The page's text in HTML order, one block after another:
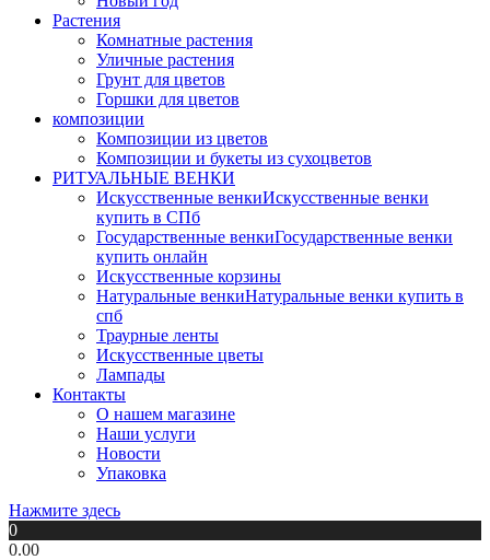
Растения
Комнатные растения
Уличные растения
Грунт для цветов
Горшки для цветов
композиции
Композиции из цветов
Композиции и букеты из сухоцветов
РИТУАЛЬНЫЕ ВЕНКИ
Искусственные венкиИскусственные венки
купить в СПб
Государственные венкиГосударственные венки
купить онлайн
Искусственные корзины
Натуральные венкиНатуральные венки купить в
спб
Траурные ленты
Искусственные цветы
Лампады
Контакты
О нашем магазине
Наши услуги
Новости
Упаковка
Нажмите здесь
0
0.00